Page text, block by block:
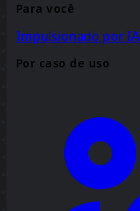
Para você
Impulsionado por IA
Por caso de uso